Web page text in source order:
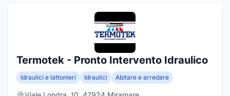
Termotek - Pronto Intervento Idraulico
Idraulici e lattonieri Idraulici Abitare e arredare